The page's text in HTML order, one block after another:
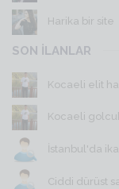
Harika bir site
SON İLANLAR
Kocaeli elit
Kocaeli
İstanbul'da
Ciddi dürüst